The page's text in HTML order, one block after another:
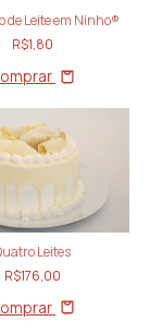
de Leite em Ninho®
R$1,80
Leites
R$176,00